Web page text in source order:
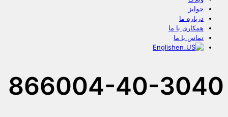
جوایز
درباره ما
همکاری با ما
تماس با ما
English
866004-40-3040